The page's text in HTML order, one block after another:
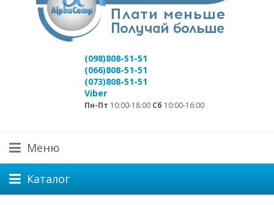
(098)808-51-51
(066)808-51-51
(073)808-51-51
Viber
Пн-Пт 10:00-18:00 Сб 10:00-16:00
Меню
Каталог